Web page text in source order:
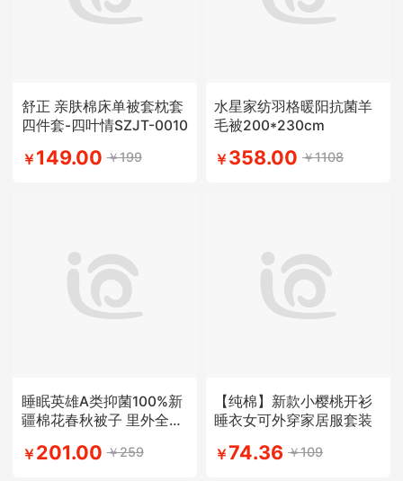
舒正 亲肤棉床单被套枕套
四件套-四叶情SZJT-0010
￥149.00 ￥199
水星家纺羽格暖阳抗菌羊
毛被200*230cm
￥358.00 ￥1108
睡眠英雄A类抑菌100%新
疆棉花春秋被子 里外全棉
￥201.00 ￥259
【纯棉】新款小樱桃开衫
睡衣女可外穿家居服套装
￥74.36 ￥109